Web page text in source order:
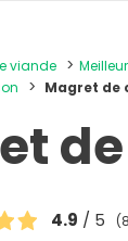
viande
Magret de
4.9 / 5